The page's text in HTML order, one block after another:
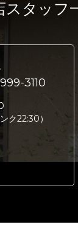
スタッフ
3110
ク22:30）